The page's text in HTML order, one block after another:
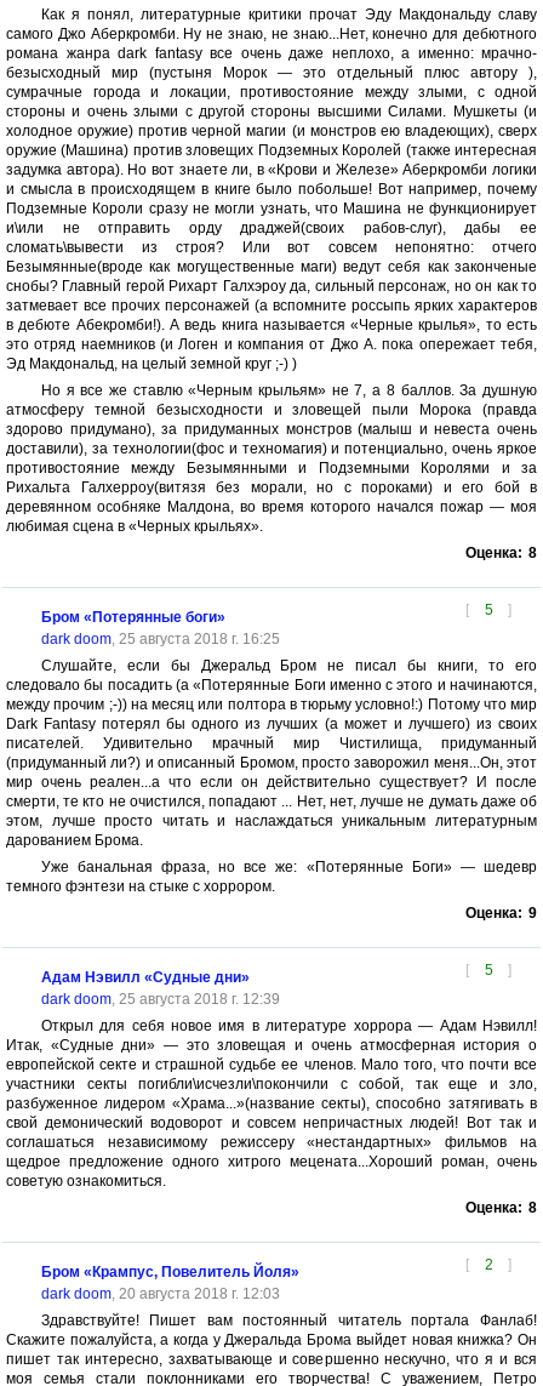
Как я понял, литературные критики прочат Эду Макдональду славу
самого Джо Аберкромби. Ну не знаю, не знаю...Нет, конечно для дебютного
романа жанра dark fantasy все очень даже неплохо, а именно: мрачно-
безысходный мир (пустыня Морок — это отдельный плюс автору ),
сумрачные города и локации, противостояние между злыми, с одной
стороны и очень злыми с другой стороны высшими Силами. Мушкеты (и
холодное оружие) против черной магии (и монстров ею владеющих), сверх
оружие (Машина) против зловещих Подземных Королей (также интересная
задумка автора). Но вот знаете ли, в «Крови и Железе» Аберкромби логики
и смысла в происходящем в книге было побольше! Вот например, почему
Подземные Короли сразу не могли узнать, что Машина не функционирует
и\или не отправить орду драджей(своих рабов-слуг), дабы ее
сломать\вывести из строя? Или вот совсем непонятно: отчего
Безымянные(вроде как могущественные маги) ведут себя как законченые
снобы? Главный герой Рихарт Галхэроу да, сильный персонаж, но он как то
затмевает все прочих персонажей (а вспомните россыпь ярких характеров
в дебюте Абекромби!). А ведь книга называется «Черные крылья», то есть
это отряд наемников (и Логен и компания от Джо А. пока опережает тебя,
Эд Макдональд, на целый земной круг ;-) )
Но я все же ставлю «Черным крыльям» не 7, а 8 баллов. За душную
атмосферу темной безысходности и зловещей пыли Морока (правда
здорово придумано), за придуманных монстров (малыш и невеста очень
доставили), за технологии(фос и техномагия) и потенциально, очень яркое
противостояние между Безымянными и Подземными Королями и за
Рихальта Галхерроу(витязя без морали, но с пороками) и его бой в
деревянном особняке Малдона, во время которого начался пожар — моя
любимая сцена в «Черных крыльях».
Оценка: 8
[ 5 ]
Бром «Потерянные боги»
dark doom, 25 августа 2018 г. 16:25
Слушайте, если бы Джеральд Бром не писал бы книги, то его
следовало бы посадить (а «Потерянные Боги именно с этого и начинаются,
между прочим ;-)) на месяц или полтора в тюрьму условно!:) Потому что мир
Dark Fantasy потерял бы одного из лучших (а может и лучшего) из своих
писателей. Удивительно мрачный мир Чистилища, придуманный
(придуманный ли?) и описанный Бромом, просто заворожил меня...Он, этот
мир очень реален...а что если он действительно существует? И после
смерти, те кто не очистился, попадают ... Нет, нет, лучше не думать даже об
этом, лучше просто читать и наслаждаться уникальным литературным
дарованием Брома.
Уже банальная фраза, но все же: «Потерянные Боги» — шедевр
темного фэнтези на стыке с хоррором.
Оценка: 9
[ 5 ]
Адам Нэвилл «Судные дни»
dark doom, 25 августа 2018 г. 12:39
Открыл для себя новое имя в литературе хоррора — Адам Нэвилл!
Итак, «Судные дни» — это зловещая и очень атмосферная история о
европейской секте и страшной судьбе ее членов. Мало того, что почти все
участники секты погибли\исчезли\покончили c собой, так еще и зло,
разбуженное лидером «Храма...»(название секты), способно затягивать в
свой демонический водоворот и совсем непричастных людей! Вот так и
соглашаться независимому режиссеру «нестандартных» фильмов на
щедрое предложение одного хитрого мецената...Хороший роман, очень
советую ознакомиться.
Оценка: 8
[ 2 ]
Бром «Крампус, Повелитель Йоля»
dark doom, 20 августа 2018 г. 12:03
Здравствуйте! Пишет вам постоянный читатель портала Фанлаб!
Скажите пожалуйста, а когда у Джеральда Брома выйдет новая книжка? Он
пишет так интересно, захватывающе и совершенно нескучно, что я и вся
моя семья стали поклонниками его творчества! С уважением, Петро